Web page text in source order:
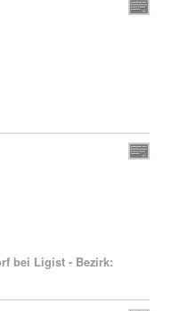
bei Ligist - Bezirk: